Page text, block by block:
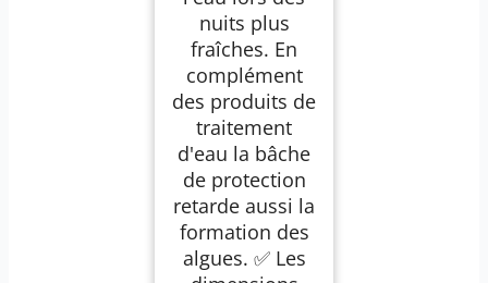
nuits plus
fraîches. En
complément
des produits de
traitement
d'eau la bâche
de protection
retarde aussi la
formation des
algues. ✅ Les